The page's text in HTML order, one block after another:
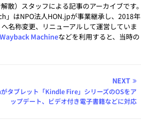
）スタッフによる記事のアーカイブです。
」はNPO法人HON.jpが事業継承し、2018年
名称変更、リニューアルして運営していま
Wayback Machineなどを利用すると、当時の
NEXT
タブレット「Kindle Fire」シリーズのOSをア
ップデート、ビデオ付き電子書籍などに対応